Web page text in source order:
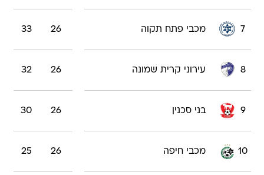
7 מכבי פתח תקוה 26
33
8 עירוני קרית שמונה 26
32
9 בני סכנין 26
30
10 מכבי חיפה 26
25